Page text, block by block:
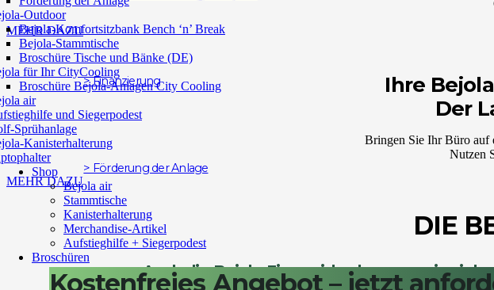
> Finanzierung
> Förderung der Anlage
Kostenfreies Angebot – jetzt
Outdoor
Bejola-Komfortsitzbank Bench ‘n’ Break
Bejola-Stammtische
Broschüre Tische und Bänke (DE)
für Ihr CityCooling
Broschüre Bejola-Anlagen City Cooling
air
und Siegerpodest
Sprühanlage
Kanisterhalterung
Shop
Bejola air
Stammtische
Kanisterhalterung
Merchandise-Artikel
Aufstieghilfe + Siegerpodest
Broschüren
Broschüre Bejola-Anlagen für Pferdeställe (DE)
Broschüre Bejola-Anlagen für Nutztierställe
MEHR DAZU
Ihre
Der
Bringen Sie Ihr Büro auf
Nutzen
MEHR DAZU
DIE
Auch die Bejola-Firmenidee begann wie